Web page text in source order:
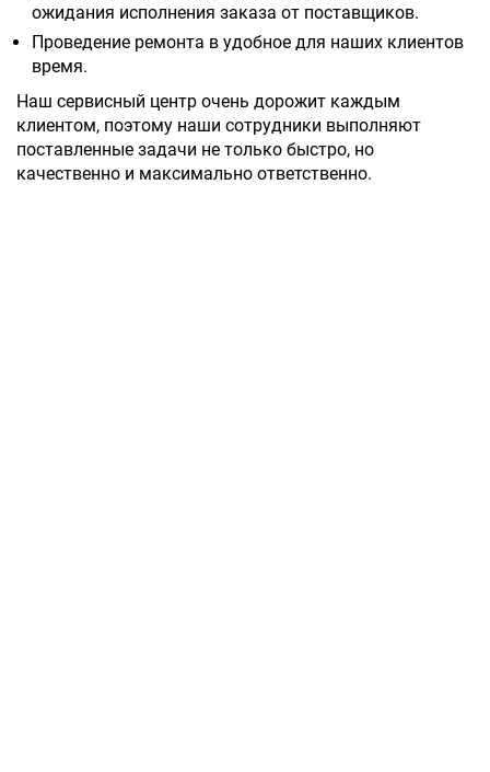
ожидания исполнения заказа от поставщиков.
Проведение ремонта в удобное для наших клиентов
время.
Наш сервисный центр очень дорожит каждым
клиентом, поэтому наши сотрудники выполняют
поставленные задачи не только быстро, но
качественно и максимально ответственно.